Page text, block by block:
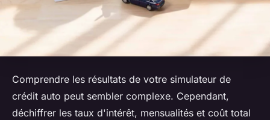
Comprendre les résultats de votre simulateur de
crédit auto peut sembler complexe. Cependant,
déchiffrer les taux d'intérêt, mensualités et coût total